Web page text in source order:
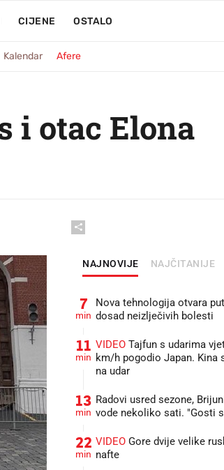
CIJENE OSTALO
Kalendar Afere
i otac Elona
NAJNOVIJE NAJČITANIJE
7
min
Nova tehnologija otvara
dosad neizlječivih bolesti
11
min
VIDEO Tajfun s udarima
km/h pogodio Japan. Kina
na udar
13
min
Radovi usred sezone,
vode nekoliko sati. "Gosti
22
min
VIDEO Gore dvije velike
nafte